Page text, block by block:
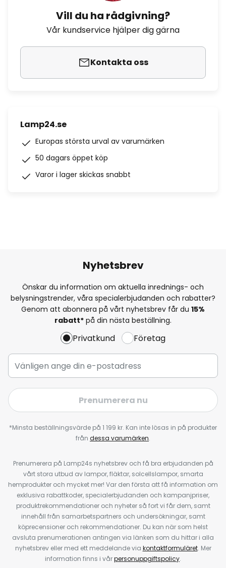
Vill du ha rådgivning?
Vår kundservice hjälper dig gärna
Kontakta oss
Lamp24.se
Europas största urval av varumärken
50 dagars öppet köp
Varor i lager skickas snabbt
Nyhetsbrev
Önskar du information om aktuella inrednings- och
belysningstrender, våra specialerbjudanden och rabatter?
Genom att abonnera på vårt nyhetsbrev får du 15%
rabatt* på din nästa beställning.
Privatkund Företag
Prenumerera nu
*Minsta beställningsvärde på 1 199 kr. Kan inte lösas in på produkter
från dessa varumärken.
Prenumerera på Lamp24s nyhetsbrev och få bra erbjudanden på
vårt stora utbud av lampor, fläktar, solcellslampor, smarta
hemprodukter och mycket mer! Var den första att få information om
exklusiva rabattkoder, specialerbjudanden och kampanjpriser,
produktrekommendationer och nyheter så fort vi får dem, samt
innehåll från samarbetspartners och undersökningar, samt
köprecensioner och rekommendationer. Du kan när som helst
avsluta prenumerationen antingen via länken som du hittar i alla
nyhetsbrev eller med ett meddelande via kontaktformuläret. Mer
information finns i vårpersonuppgiftspolicy.